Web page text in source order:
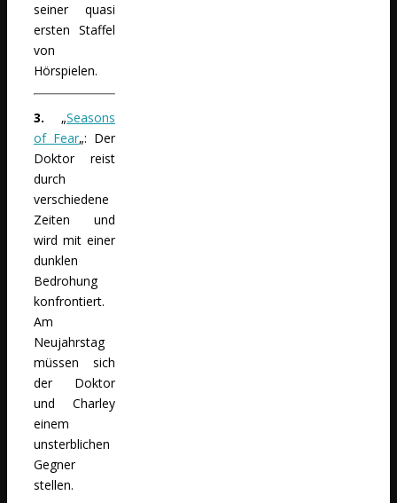
seiner quasi
ersten Staffel
von
Hörspielen.
3. „Seasons
of Fear„: Der
Doktor reist
durch
verschiedene
Zeiten und
wird mit einer
dunklen
Bedrohung
konfrontiert.
Am
Neujahrstag
müssen sich
der Doktor
und Charley
einem
unsterblichen
Gegner
stellen.